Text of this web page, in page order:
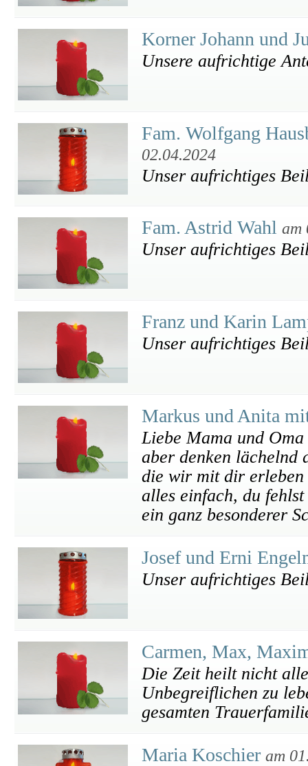
Korner Johann und
Unsere aufrichtige
Fam. Wolfgang
02.04.2024
Unser aufrichtiges
Fam. Astrid Wahl am
Unser aufrichtiges
Franz und Karin
Unser aufrichtiges
Markus und Anita
Liebe Mama und
aber denken lächelnd
die wir mit dir
alles einfach, du
ein ganz besonderer
Josef und Erni
Unser aufrichtiges
Carmen, Max,
Die Zeit heilt nicht
Unbegreiflichen zu
gesamten
Maria Koschier am